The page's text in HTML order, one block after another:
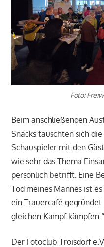
Foto:
Beim anschließenden
Snacks tauschten sich
Schauspieler mit den
wie sehr das Thema
persönlich betrifft. Eine
Tod meines Mannes ist
ein Trauercafé
gleichen Kampf kämpfen.“
Der Fotoclub Troisdorf